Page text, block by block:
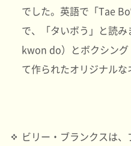
でした。英語で「Tae
で、「タいボう」と読
kwon do）とボクシン
て作られたオリジナルな
ビリー・ブランクスは